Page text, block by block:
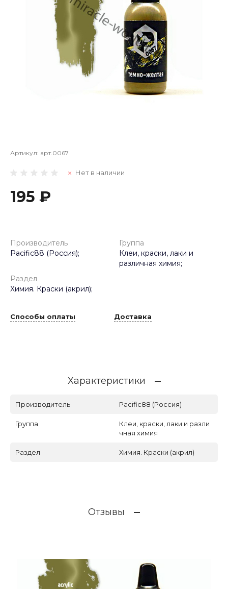
Артикул: арт.0067
Нет в наличии
195 ₽
Производитель
Pacific88 (Россия);
Группа
Клеи, краски, лаки и
различная химия;
Раздел
Химия. Краски (акрил);
Способы оплаты Доставка
Характеристики
Производитель Pacific88 (Россия)
Группа
Клеи, краски, лаки и разли
чная химия
Раздел Химия. Краски (акрил)
Отзывы